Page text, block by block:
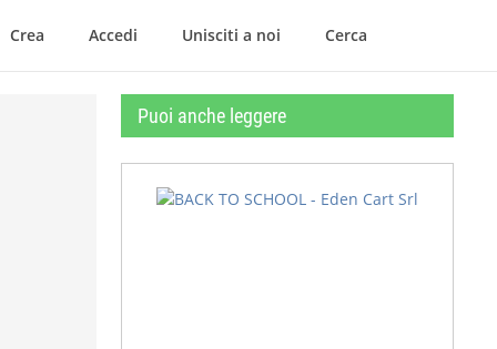
Crea Accedi Unisciti a noi Cerca
Puoi anche leggere